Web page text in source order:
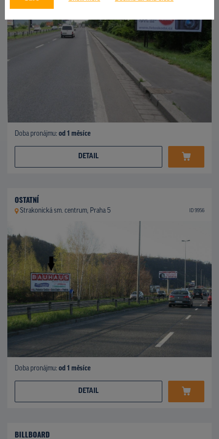
Doba pronájmu: od 1 měsíce
DETAIL
OSTATNÍ
Strakonická sm. centrum, Praha 5 ID 9956
Doba pronájmu: od 1 měsíce
DETAIL
BILLBOARD